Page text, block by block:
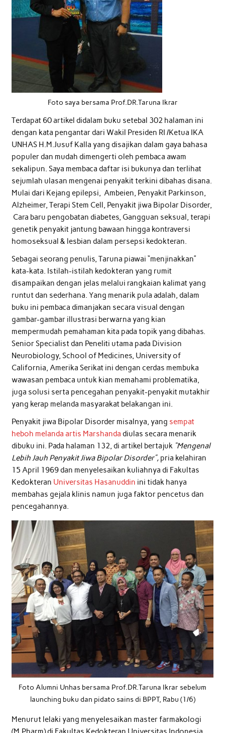
Foto saya bersama Prof.DR.Taruna Ikrar
Terdapat 60 artikel didalam buku setebal 302 halaman ini
dengan kata pengantar dari Wakil Presiden RI /Ketua IKA
UNHAS H.M.Jusuf Kalla yang disajikan dalam gaya bahasa
populer dan mudah dimengerti oleh pembaca awam
sekalipun. Saya membaca daftar isi bukunya dan terlihat
sejumlah ulasan mengenai penyakit terkini dibahas disana.
Mulai dari Kejang epilepsi, Ambeien, Penyakit Parkinson,
Alzheimer, Terapi Stem Cell, Penyakit jiwa Bipolar Disorder,
Cara baru pengobatan diabetes, Gangguan seksual, terapi
genetik penyakit jantung bawaan hingga kontraversi
homoseksual & lesbian dalam persepsi kedokteran.
Sebagai seorang penulis, Taruna piawai “menjinakkan”
kata-kata. Istilah-istilah kedokteran yang rumit
disampaikan dengan jelas melalui rangkaian kalimat yang
runtut dan sederhana. Yang menarik pula adalah, dalam
buku ini pembaca dimanjakan secara visual dengan
gambar-gambar illustrasi berwarna yang kian
mempermudah pemahaman kita pada topik yang dibahas.
Senior Specialist dan Peneliti utama pada Division
Neurobiology, School of Medicines, University of
California, Amerika Serikat ini dengan cerdas membuka
wawasan pembaca untuk kian memahami problematika,
juga solusi serta pencegahan penyakit-penyakit mutakhir
yang kerap melanda masyarakat belakangan ini.
Penyakit jiwa Bipolar Disorder misalnya, yang sempat
heboh melanda artis Marshanda diulas secara menarik
dibuku ini. Pada halaman 132, di artikel bertajuk “Mengenal
Lebih Jauh Penyakit Jiwa Bipolar Disorder”,pria kelahiran
15 April 1969 dan menyelesaikan kuliahnya di Fakultas
Kedokteran Universitas Hasanuddin ini tidak hanya
membahas gejala klinis namun juga faktor pencetus dan
pencegahannya.
Foto Alumni Unhas bersama Prof.DR.Taruna Ikrar sebelum
launching buku dan pidato sains di BPPT, Rabu (1/6)
Menurut lelaki yang menyelesaikan master farmakologi